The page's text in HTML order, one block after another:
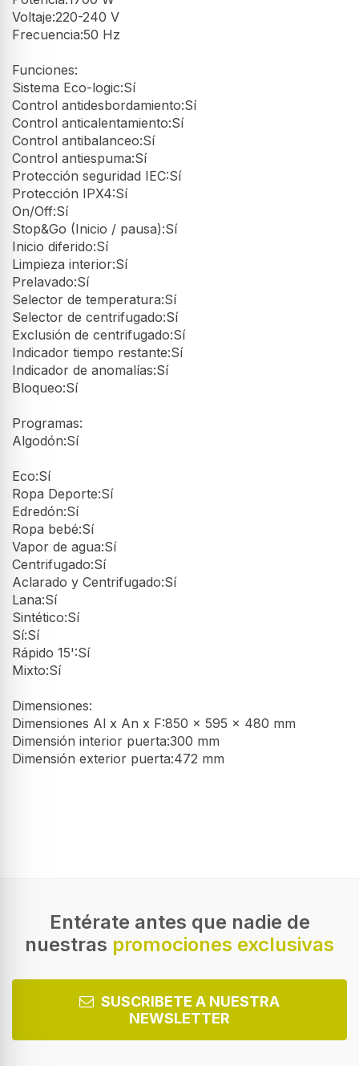
Voltaje:220-240 V
Frecuencia:50 Hz
Funciones:
Sistema Eco-logic:Sí
Control antidesbordamiento:Sí
Control anticalentamiento:Sí
Control antibalanceo:Sí
Control antiespuma:Sí
Protección seguridad IEC:Sí
Protección IPX4:Sí
On/Off:Sí
Stop&Go (Inicio / pausa):Sí
Inicio diferido:Sí
Limpieza interior:Sí
Prelavado:Sí
Selector de temperatura:Sí
Selector de centrifugado:Sí
Exclusión de centrifugado:Sí
Indicador tiempo restante:Sí
Indicador de anomalías:Sí
Bloqueo:Sí
Programas:
Algodón:Sí
Eco:Sí
Ropa Deporte:Sí
Edredón:Sí
Ropa bebé:Sí
Vapor de agua:Sí
Centrifugado:Sí
Aclarado y Centrifugado:Sí
Lana:Sí
Sintético:Sí
Sí:Sí
Rápido 15':Sí
Mixto:Sí
Dimensiones:
Dimensiones Al x An x F:850 x 595 x 480 mm
Dimensión interior puerta:300 mm
Dimensión exterior puerta:472 mm
Entérate antes que nadie de
nuestras promociones exclusivas
SUSCRIBETE A NUESTRA
NEWSLETTER